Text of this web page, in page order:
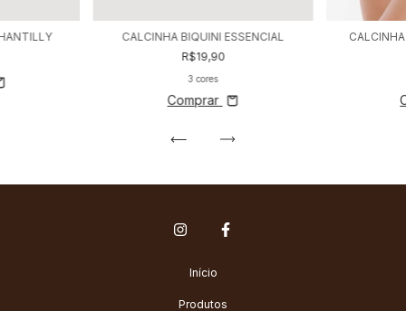
CALCINHA BIQUINI ESSENCIAL
R$19,90
3 cores
Comprar
Início
Produtos